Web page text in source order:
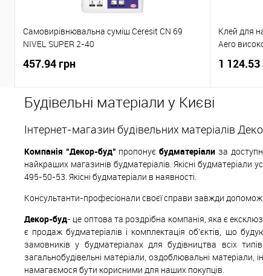
Самовирівнювальна суміш Ceresit CN 69
NIVEL SUPER 2-40
457.94 грн
Клей для
Aero
1 124.53
Будівельні матеріали у Києві
Інтернет-магазин будівельних матеріалів
Компанія "Декор-буд" пропонуєбудматеріали за
найкращих магазинів будматеріалів. Якісні будматеріали
495-50-53. Якісні будматеріали в наявності.
Консультанти-професіонали своєї справи завжди
Декор-буд- це оптова та роздрібна компанія, яка є
є продаж будматеріалів і комплектація об'єктів, що
замовників у будматеріалах для будівництва всіх
загальнобудівельні матеріали, оздоблювальні
намагаємося бути корисними для наших покупців.